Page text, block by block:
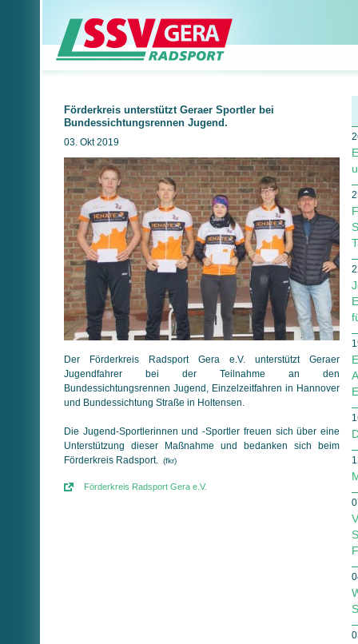
Förderkreis unterstützt Geraer Sportler bei
Bundessichtungsrennen Jugend.
03. Okt 2019
Der Förderkreis Radsport Gera e.V. unterstützt Geraer
Jugendfahrer bei der Teilnahme an den
Bundessichtungsrennen Jugend, Einzelzeitfahren in Hannover
und Bundessichtung Straße in Holtensen.
Die Jugend-Sportlerinnen und -Sportler freuen sich über eine
Unter­stüt­zung dieser Maßnahme und bedanken sich beim
Förder­kreis Radsport. (fkr)
Förderkreis Radsport Gera e.V.